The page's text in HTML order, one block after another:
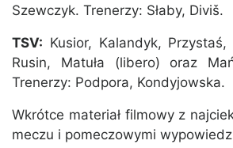
Szewczyk. Trenerzy: Słaby, Diviš.
TSV: Kusior, Kalandyk,
Rusin, Matuła (libero) oraz
Trenerzy: Podpora, Kondyjowska.
Wkrótce materiał filmowy z
meczu i pomeczowymi